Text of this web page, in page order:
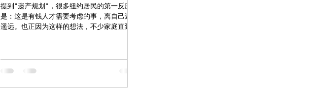
提到"遗产规划"，很多纽约居民的第一反应
是：这是有钱人才需要考虑的事，离自己还很
遥远。也正因为这样的想法，不少家庭直到真
续、家庭内部的分歧，甚至是与本人心愿完全
纽约州的具体规则逐一说明。 误区一："我的